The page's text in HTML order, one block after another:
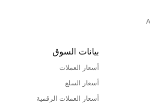
بيانات السوق
أسعار العملات
أسعار السلع
أسعار العملات الرقمية